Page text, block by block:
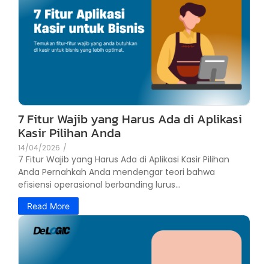
7 Fitur Wajib yang Harus Ada di Aplikasi
Kasir Pilihan Anda
14/04/2026 /
7 Fitur Wajib yang Harus Ada di Aplikasi Kasir Pilihan
Anda Pernahkah Anda mendengar teori bahwa
efisiensi operasional berbanding lurus...
Read More